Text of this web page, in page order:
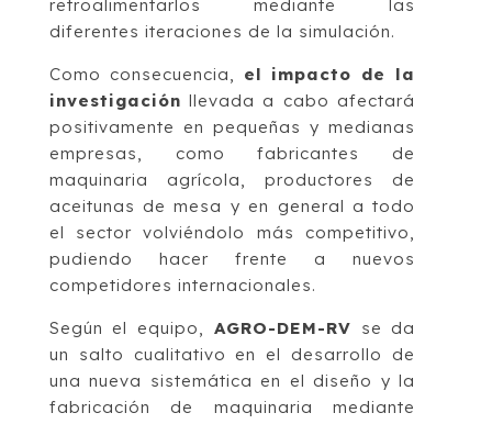
retroalimentarlos mediante las
diferentes iteraciones de la simulación.
Como consecuencia, el impacto de la
investigación llevada a cabo afectará
positivamente en pequeñas y medianas
empresas, como fabricantes de
maquinaria agrícola, productores de
aceitunas de mesa y en general a todo
el sector volviéndolo más competitivo,
pudiendo hacer frente a nuevos
competidores internacionales.
Según el equipo, AGRO-DEM-RV se da
un salto cualitativo en el desarrollo de
una nueva sistemática en el diseño y la
fabricación de maquinaria mediante